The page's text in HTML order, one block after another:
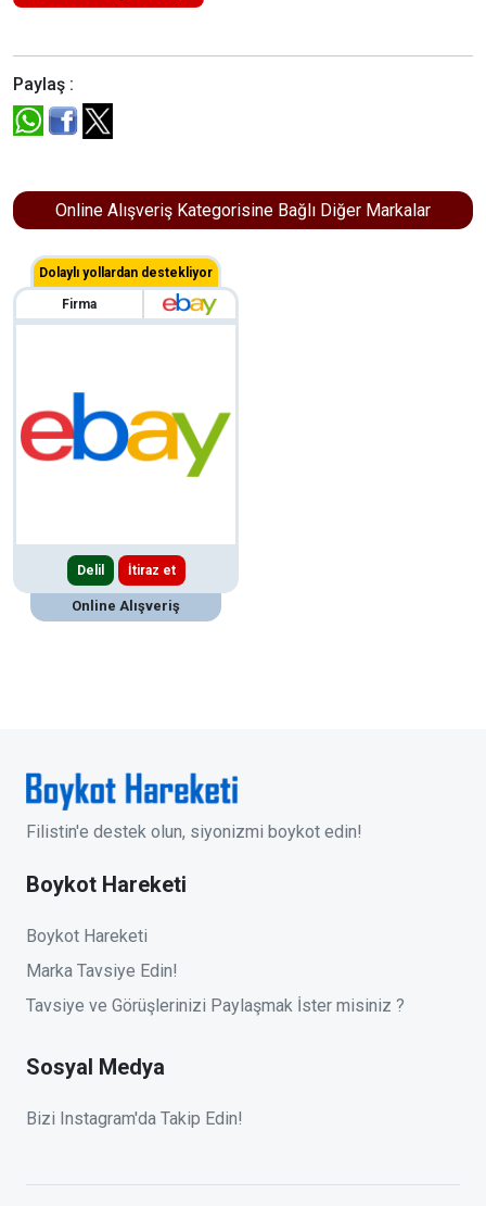
Paylaş :
Online Alışveriş Kategorisine Bağlı Diğer Markalar
Dolaylı yollardan destekliyor
Firma
Delil İtiraz et
Online Alışveriş
Filistin'e destek olun, siyonizmi boykot edin!
Boykot Hareketi
Boykot Hareketi
Marka Tavsiye Edin!
Tavsiye ve Görüşlerinizi Paylaşmak İster misiniz ?
Sosyal Medya
Bizi Instagram'da Takip Edin!